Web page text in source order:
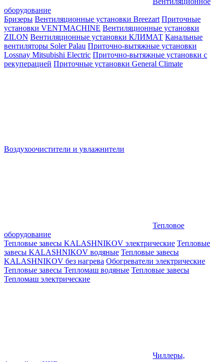
оборудование
Бризеры Вентиляционные установки Breezart Приточные
установки VENTMACHINE Вентиляционные установки
ZILON Вентиляционные установки КЛИМАТ Канальные
вентиляторы Soler Palau Приточно-вытяжные установки
Lossnay Mitsubishi Electric Приточно-вытяжные установки с
рекуперацией Приточные установки General Climate
Воздухоочистители и увлажнители
Тепловое
оборудование
Тепловые завесы KALASHNIKOV электрические Тепловые
завесы KALASHNIKOV водяные Тепловые завесы
KALASHNIKOV без нагрева Обогреватели электрические
Тепловые завесы Тепломаш водяные Тепловые завесы
Тепломаш электрические
Чиллеры,